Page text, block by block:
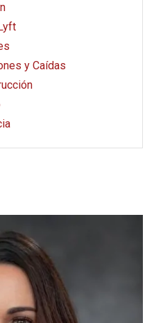
y Caídas